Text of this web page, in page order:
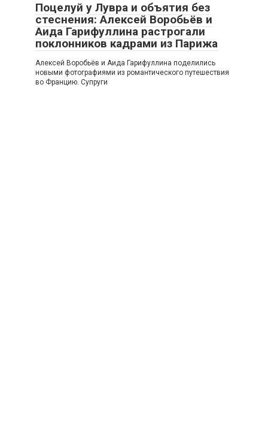
Поцелуй у Лувра и объятия без
стеснения: Алексей Воробьёв и
Аида Гарифуллина растрогали
поклонников кадрами из Парижа
Алексей Воробьёв и Аида Гарифуллина поделились
новыми фотографиями из романтического путешествия
во Францию. Супруги